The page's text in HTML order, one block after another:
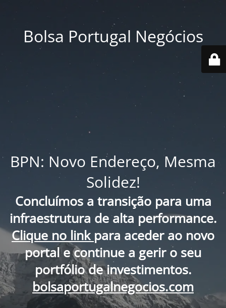
Bolsa Portugal Negócios
BPN: Novo Endereço, Mesma
Solidez!
Concluímos a transição para uma
infraestrutura de alta performance.
Clique no link para aceder ao novo
portal e continue a gerir o seu
portfólio de investimentos.
bolsaportugalnegocios.com